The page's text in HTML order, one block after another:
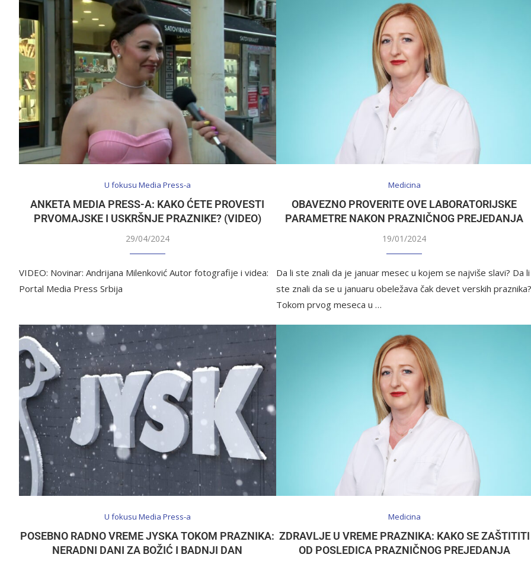
U fokusu Media Press-a
ANKETA MEDIA PRESS-A: KAKO ĆETE PROVESTI
PRVOMAJSKE I USKRŠNJE PRAZNIKE? (VIDEO)
29/04/2024
VIDEO: Novinar: Andrijana Milenković Autor fotografije i videa:
Portal Media Press Srbija
Medicina
OBAVEZNO PROVERITE OVE LABORATORIJSKE
PARAMETRE NAKON PRAZNIČNOG PREJEDANJA
19/01/2024
Da li ste znali da je januar mesec u kojem se najviše slavi? Da li
ste znali da se u januaru obeležava čak devet verskih praznika?
Tokom prvog meseca u …
U fokusu Media Press-a
POSEBNO RADNO VREME JYSKA TOKOM PRAZNIKA:
NERADNI DANI ZA BOŽIĆ I BADNJI DAN
Medicina
ZDRAVLJE U VREME PRAZNIKA: KAKO SE ZAŠTITITI
OD POSLEDICA PRAZNIČNOG PREJEDANJA